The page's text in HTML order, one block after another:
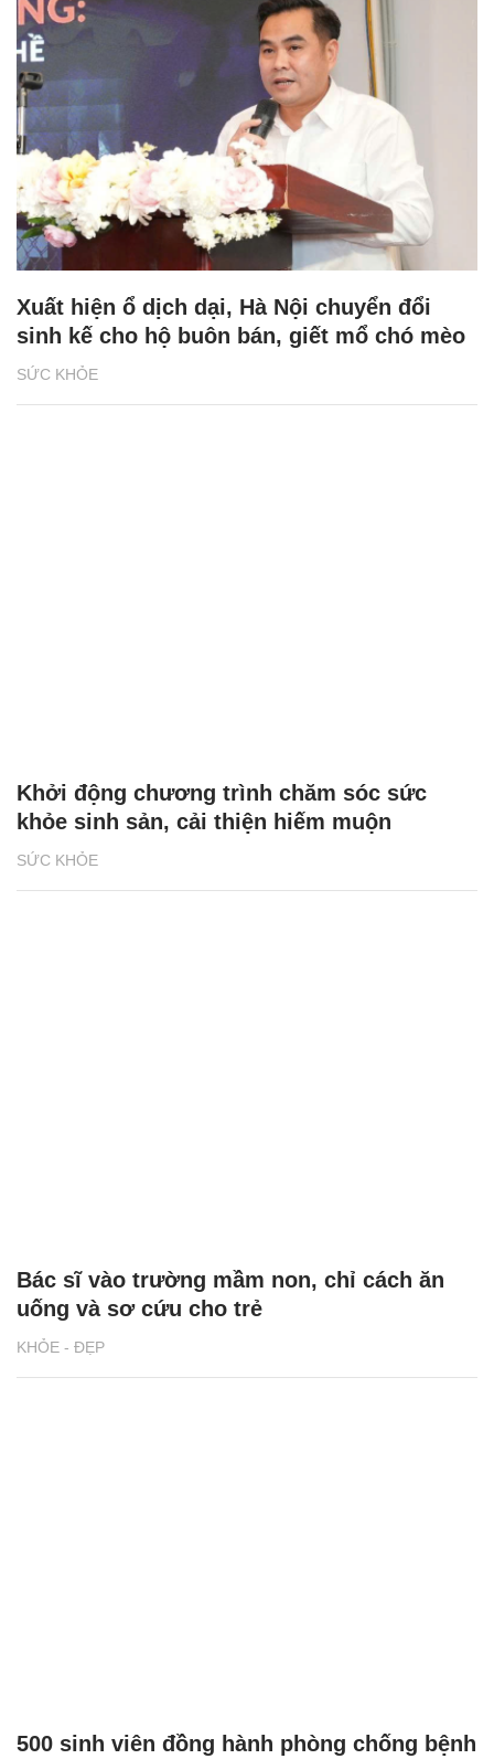
SỨC KHỎE
Xuất hiện ổ dịch dại, Hà Nội chuyển đổi
sinh kế cho hộ buôn bán, giết mổ chó mèo
SỨC KHỎE
Khởi động chương trình chăm sóc sức
khỏe sinh sản, cải thiện hiếm muộn
KHỎE - ĐẸP
Bác sĩ vào trường mầm non, chỉ cách ăn
uống và sơ cứu cho trẻ
500 sinh viên đồng hành phòng chống bệnh